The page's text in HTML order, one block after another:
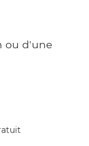
ou d'une